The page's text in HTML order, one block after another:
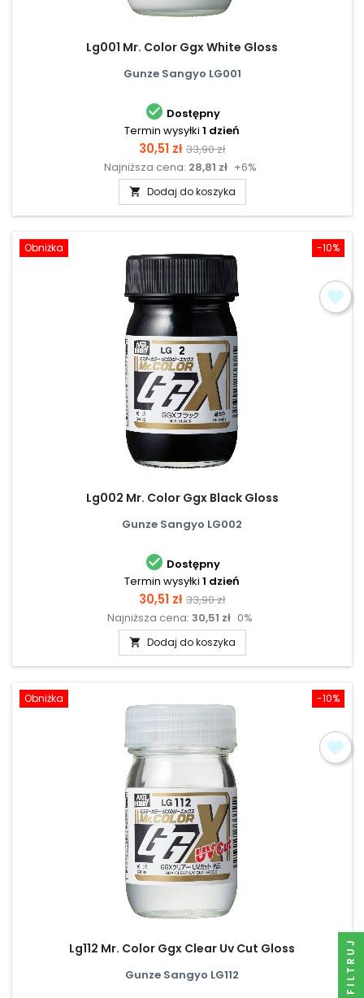
Lg001 Mr. Color Ggx White Gloss
Gunze Sangyo LG001
 Dostępny
Termin wysyłki 1 dzień
Cena
30,51 zł Cena
podstawowa
33,90 zł
Najniższa cena: 28,81 zł +6%
 Dodaj do koszyka
-10%
Obniżka
Lg002 Mr. Color Ggx Black Gloss
Gunze Sangyo LG002
 Dostępny
Termin wysyłki 1 dzień
Cena
30,51 zł Cena
podstawowa
33,90 zł
Najniższa cena: 30,51 zł 0%
 Dodaj do koszyka
-10%
Obniżka
Lg112 Mr. Color Ggx Clear Uv Cut Gloss
Gunze Sangyo LG112 FILTRUJ